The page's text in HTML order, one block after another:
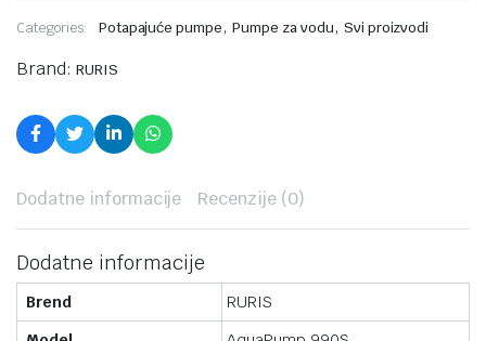
Categories: Potapajuće pumpe,Pumpe za vodu, Svi proizvodi
Brand: RURIS
Dodatne informacije Recenzije (0)
Dodatne informacije
Brend
RURIS